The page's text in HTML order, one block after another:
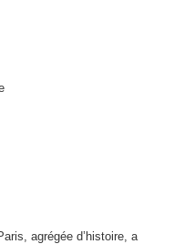
agrégée d’histoire, a